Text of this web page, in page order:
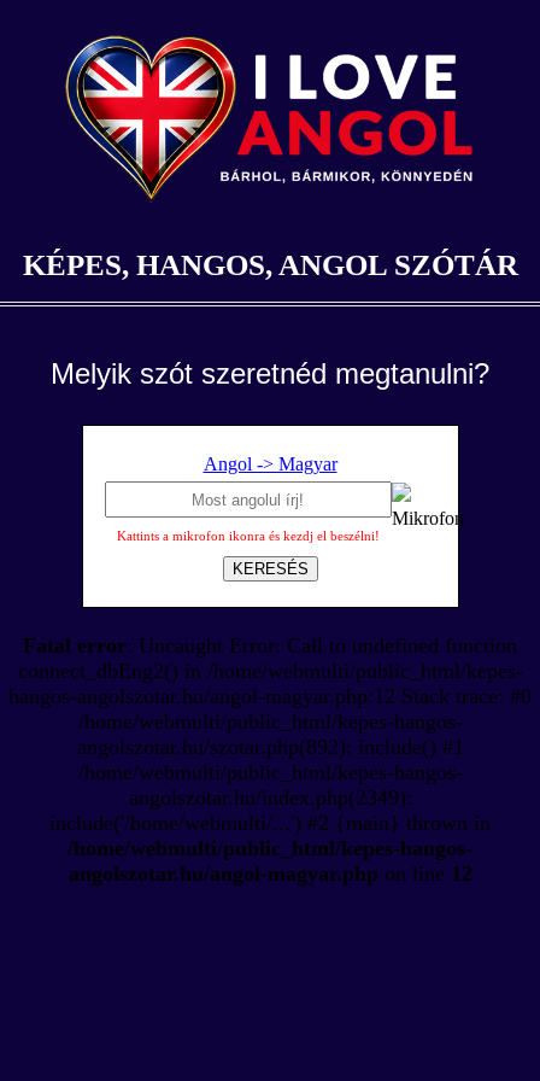
KÉPES, HANGOS, ANGOL SZÓTÁR
Melyik szót szeretnéd megtanulni?
Angol -> Magyar
Kattints a mikrofon ikonra és kezdj el beszélni!
KERESÉS
Fatal error: Uncaught Error: Call to undefined function
connect_dbEng2() in /home/webmulti/public_html/kepes-
hangos-angolszotar.hu/angol-magyar.php:12 Stack trace: #0
/home/webmulti/public_html/kepes-hangos-
angolszotar.hu/szotar.php(892): include() #1
/home/webmulti/public_html/kepes-hangos-
angolszotar.hu/index.php(2349):
include('/home/webmulti/...') #2 {main} thrown in
/home/webmulti/public_html/kepes-hangos-
angolszotar.hu/angol-magyar.php on line 12